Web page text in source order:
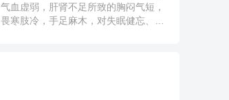
气血虚弱，肝肾不足所致的胸闷气短，
畏寒肢冷，手足麻木，对失眠健忘、神